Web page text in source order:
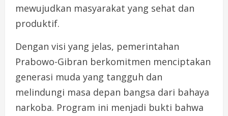
mewujudkan masyarakat yang sehat dan
produktif.
Dengan visi yang jelas, pemerintahan
Prabowo-Gibran berkomitmen menciptakan
generasi muda yang tangguh dan
melindungi masa depan bangsa dari bahaya
narkoba. Program ini menjadi bukti bahwa